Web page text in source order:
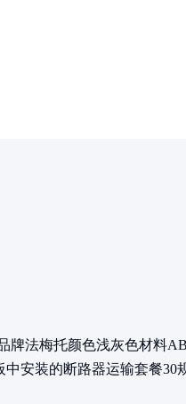
牌法梅托颜色浅灰色材料
中安装的断路器运输套餐30